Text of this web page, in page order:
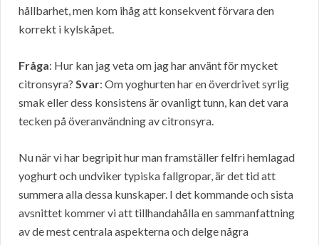
hållbarhet, men kom ihåg att konsekvent förvara den
korrekt i kylskåpet.
Fråga: Hur kan jag veta om jag har använt för mycket
citronsyra? Svar: Om yoghurten har en överdrivet syrlig
smak eller dess konsistens är ovanligt tunn, kan det vara
tecken på överanvändning av citronsyra.
Nu när vi har begripit hur man framställer felfri hemlagad
yoghurt och undviker typiska fallgropar, är det tid att
summera alla dessa kunskaper. I det kommande och sista
avsnittet kommer vi att tillhandahålla en sammanfattning
av de mest centrala aspekterna och delge några